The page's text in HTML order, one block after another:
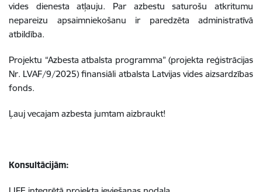
vides dienesta atļauju. Par azbestu saturošu atkritumu
nepareizu apsaimniekošanu ir paredzēta administratīvā
atbildība.
Projektu “Azbesta atbalsta programma” (projekta reģistrācijas
Nr. LVAF/9/2025) finansiāli atbalsta Latvijas vides aizsardzības
fonds.
Ļauj vecajam azbesta jumtam aizbraukt!
Konsultācijām: